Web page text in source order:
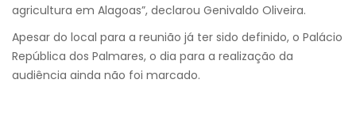
agricultura em Alagoas”, declarou Genivaldo Oliveira.
Apesar do local para a reunião já ter sido definido, o Palácio
República dos Palmares, o dia para a realização da
audiência ainda não foi marcado.